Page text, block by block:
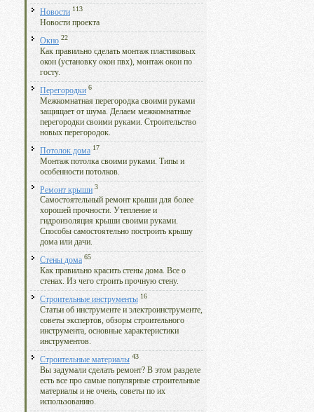
Новости 113
Новости проекта
Окно 22
Как правильно сделать монтаж пластиковых
окон (установку окон пвх), монтаж окон по
госту.
Перегородки 6
Межкомнатная перегородка своими руками
защищает от шума. Делаем межкомнатные
перегородки своими руками. Строительство
новых перегородок.
Потолок дома 17
Монтаж потолка своими руками. Типы и
особенности потолков.
Ремонт крыши 3
Самостоятельный ремонт крыши для более
хорошей прочности. Утепление и
гидроизоляция крыши своими руками.
Способы самостоятельно построить крышу
дома или дачи.
Стены дома 65
Как правильно красить стены дома. Все о
стенах. Из чего строить прочную стену.
Строительные инструменты 16
Статьи об инструменте и электроинструменте,
советы экспертов, обзоры строительного
инструмента, основные характеристики
инструментов.
Строительные материалы 43
Вы задумали сделать ремонт? В этом разделе
есть все про самые популярные строительные
материалы и не очень, советы по их
использованию.